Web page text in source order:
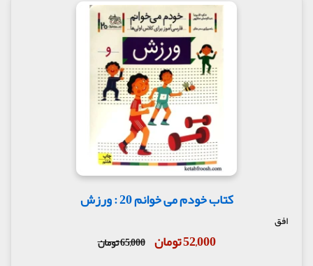
کتاب خودم می خوانم 20 : ورزش
افق
52,000 تومان 65,000 تومان